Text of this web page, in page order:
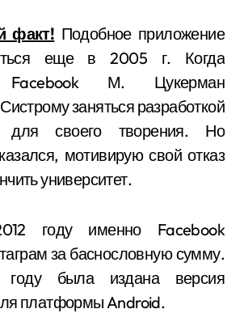
факт! Подобное приложение
еще в 2005 г. Когда
Facebook М. Цукерман
заняться разработкой
для своего творения. Но
мотивирую свой отказ
университет.
году именно Facebook
за баснословную сумму.
была издана версия
платформы Android.